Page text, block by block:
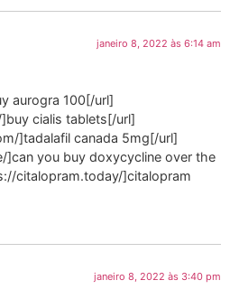
janeiro 8, 2022 às 6:14 am
aurogra 100[/url]
cialis tablets[/url]
]tadalafil canada 5mg[/url]
you buy doxycycline over the
citalopram.today/]citalopram
janeiro 8, 2022 às 3:40 pm